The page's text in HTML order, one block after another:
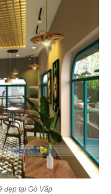
đẹp tại Gò Vấp